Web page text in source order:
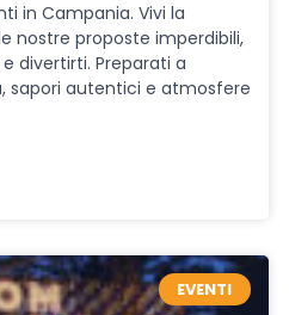
in Campania. Vivi la
nostre proposte imperdibili,
divertirti. Preparati a
sapori autentici e atmosfere
EVENTI